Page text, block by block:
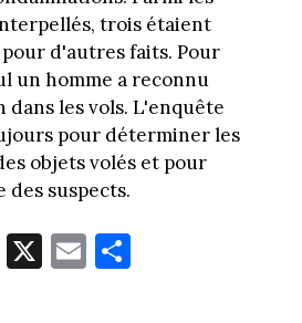
trois étaient
d'autres faits. Pour
un homme a reconnu
dans les vols. L'enquête
pour déterminer les
objets volés et pour
des suspects.
ha
X E
m
Pa